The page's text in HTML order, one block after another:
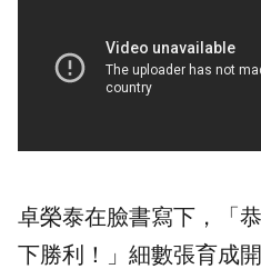
卓榮泰在臉書寫下，「
下勝利！」細數張育成